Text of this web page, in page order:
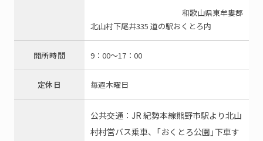
和歌山県東牟婁郡
北山村下尾井335 道の駅おくとろ内
開所時間 9：00～17：00
定休日 毎週木曜日
公共交通：JR 紀勢本線熊野市駅より北山
村村営バス乗車、「おくとろ公園」下車す